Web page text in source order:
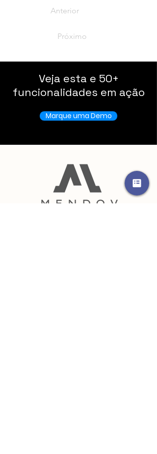
Anterior
Próximo
Veja esta e 50+
funcionalidades em ação
Marque uma Demo